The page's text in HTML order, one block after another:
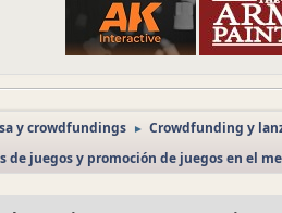
y crowdfundings ► Crowdfunding y
de juegos y promoción de juegos en el